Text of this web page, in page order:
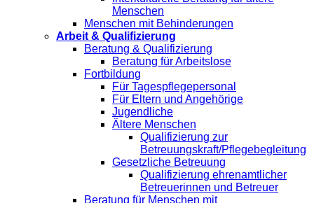
Menschen
Menschen mit Behinderungen
Arbeit & Qualifizierung
Beratung & Qualifizierung
Beratung für Arbeitslose
Fortbildung
Für Tagespflegepersonal
Für Eltern und Angehörige
Jugendliche
Ältere Menschen
Qualifizierung zur
Betreuungskraft/Pflegebegleitung
Gesetzliche Betreuung
Qualifizierung ehrenamtlicher
Betreuerinnen und Betreuer
Beratung für Menschen mit